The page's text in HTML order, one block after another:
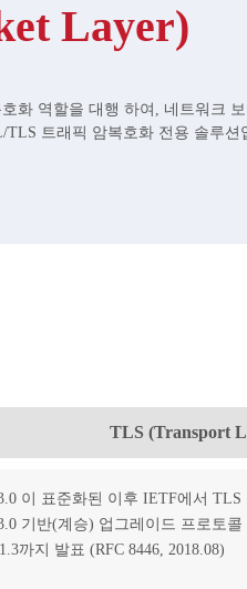
Layer)
화 역할을 대행 하여, 네트워크
트래픽 암복호화 전용 솔루션
TLS (Transport
이 표준화된 이후 IETF에서
기반(계승) 업그레이드 프로토콜
까지 발표 (RFC 8446, 2018.08)